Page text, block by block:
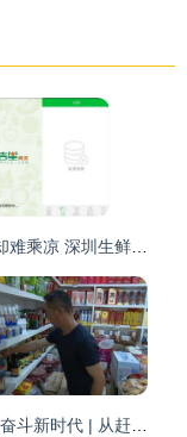
背靠大树却难乘凉 深圳生鲜电商倒闭背后的行业阵痛与用户反思
壮丽70年 奋斗新时代 | 从赶集到网购 日用百货销售方式的时代变迁